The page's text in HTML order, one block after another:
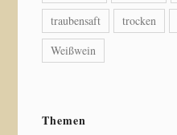
traubensaft
trocken
Weißwein
Themen